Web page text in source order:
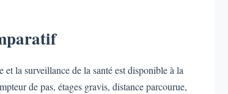
la surveillance de la santé est disponible à la
de pas, étages gravis, distance parcourue,